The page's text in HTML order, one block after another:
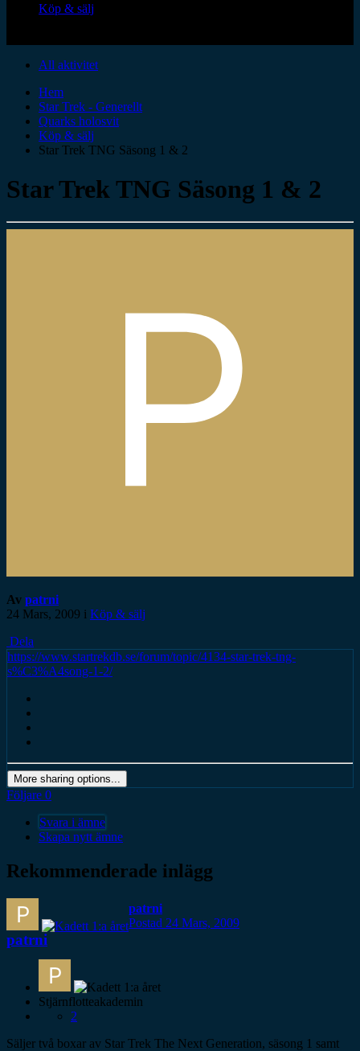
Köp & sälj
All aktivitet
Hem
Star Trek - Generellt
Quarks holosvit
Köp & sälj
Star Trek TNG Säsong 1 & 2
Star Trek TNG Säsong 1 & 2
Av patrni
24 Mars, 2009 i Köp & sälj
Dela
https://www.startrekdb.se/forum/topic/4134-star-trek-tng-
s%C3%A4song-1-2/
More sharing options...
Följare 0
Svara i ämne
Skapa nytt ämne
Rekommenderade inlägg
patrni
Postad 24 Mars, 2009
patrni
Stjärnflotteakademin
2
Säljer två boxar av Star Trek The Next Generation, säsong 1 samt